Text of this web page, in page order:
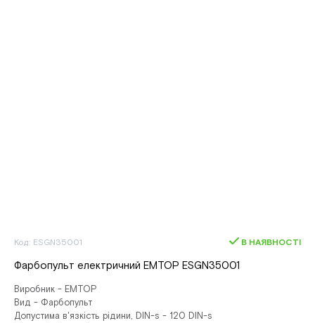
Код: ESGN35001 В НАЯВНОСТІ
Фарбопульт електричний EMTOP ESGN35001
Виробник - EMTOP
Вид - Фарбопульт
Допустима в'язкість рідини, DIN-s - 120 DIN-s